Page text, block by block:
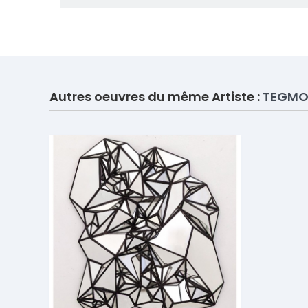
Autres oeuvres du même Artiste : TEGMO